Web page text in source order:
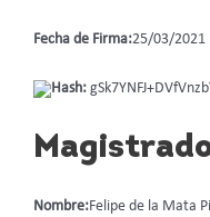
Fecha de Firma:25/03/2021
Hash:
Nombre:Felipe de la Mata